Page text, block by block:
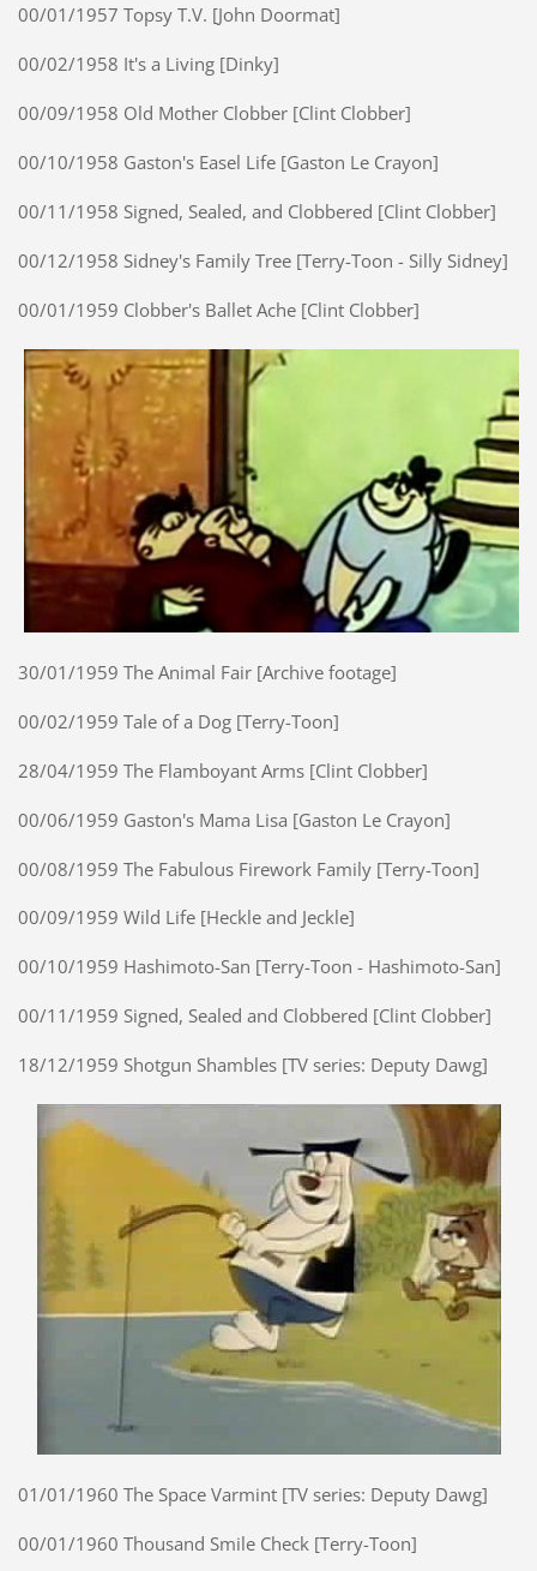
00/01/1957 Topsy T.V. [John Doormat]
00/02/1958 It's a Living [Dinky]
00/09/1958 Old Mother Clobber [Clint Clobber]
00/10/1958 Gaston's Easel Life [Gaston Le Crayon]
00/11/1958 Signed, Sealed, and Clobbered [Clint Clobber]
00/12/1958 Sidney's Family Tree [Terry-Toon - Silly Sidney]
00/01/1959 Clobber's Ballet Ache [Clint Clobber]
30/01/1959 The Animal Fair [Archive footage]
00/02/1959 Tale of a Dog [Terry-Toon]
28/04/1959 The Flamboyant Arms [Clint Clobber]
00/06/1959 Gaston's Mama Lisa [Gaston Le Crayon]
00/08/1959 The Fabulous Firework Family [Terry-Toon]
00/09/1959 Wild Life [Heckle and Jeckle]
00/10/1959 Hashimoto-San [Terry-Toon - Hashimoto-San]
00/11/1959 Signed, Sealed and Clobbered [Clint Clobber]
18/12/1959 Shotgun Shambles [TV series: Deputy Dawg]
01/01/1960 The Space Varmint [TV series: Deputy Dawg]
00/01/1960 Thousand Smile Check [Terry-Toon]